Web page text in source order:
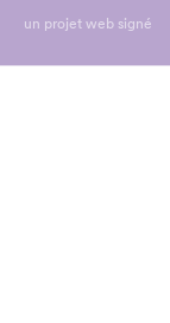
un projet web signé